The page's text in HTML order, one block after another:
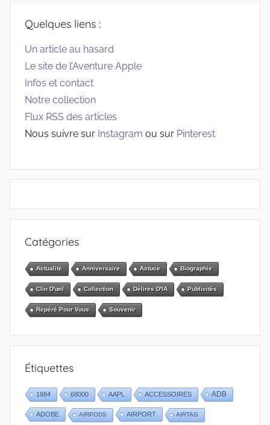
Quelques liens :
Un article au hasard
Le site de l’Aventure Apple
Infos et contact
Notre collection
Flux RSS des articles
Nous suivre sur Instagram ou sur Pinterest
Catégories
Actualité Anniversaire Astuce Biographie
Clin D'œil Collection Délires D'IA Publicités
Repéré Pour Vous Souvenir
Étiquettes
1984 68000 AAPL ACCESSOIRES ADB
ADOBE AIRPODS AIRPORT AIRTAG